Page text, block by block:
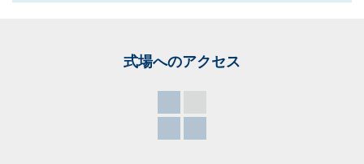
式場へのアクセス